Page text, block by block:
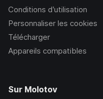
Conditions d’utilisation
Personnaliser les cookies
Télécharger
Appareils compatibles
Sur Molotov